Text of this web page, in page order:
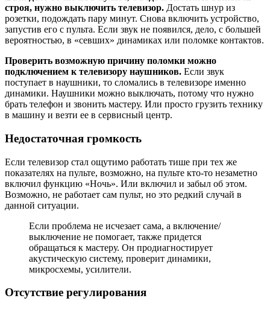
строя, нужно выключить телевизор. Достать шнур из
розетки, подождать пару минут. Снова включить устройство,
запустив его с пульта. Если звук не появился, дело, с большей
вероятностью, в «севших» динамиках или поломке контактов.
Проверить возможную причину поломки можно
подключением к телевизору наушников. Если звук
поступает в наушники, то сломались в телевизоре именно
динамики. Наушники можно выключать, потому что нужно
брать телефон и звонить мастеру. Или просто грузить технику
в машину и везти ее в сервисный центр.
Недостаточная громкость
Если телевизор стал ощутимо работать тише при тех же
показателях на пульте, возможно, на пульте кто-то незаметно
включил функцию «Ночь». Или включил и забыл об этом.
Возможно, не работает сам пульт, но это редкий случай в
данной ситуации.
Если проблема не исчезает сама, а включение/
выключение не помогает, также придется
обращаться к мастеру. Он продиагностирует
акустическую систему, проверит динамики,
микросхемы, усилители.
Отсутствие регулирования